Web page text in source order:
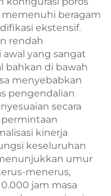
beragam
ekstensif.
rendah
yang sangat
bahkan di bawah
menyebabkan
pengendalian
secara
kinerja
keseluruhan
umur
menerus,
jam masa